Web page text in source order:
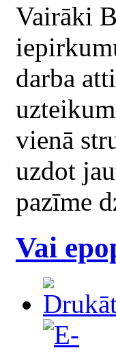
Vairāki
darba
vienā
uzdot
pazīme
Vai